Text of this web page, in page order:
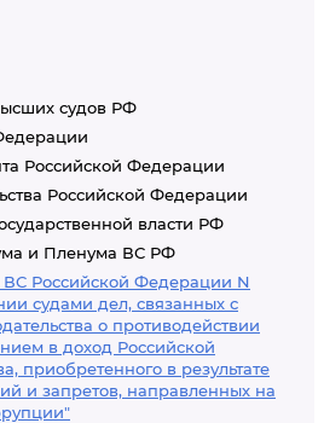
судов РФ
Российской Федерации
Российской Федерации
власти РФ
и Пленума ВС РФ
ВС Российской Федерации N
судами дел, связанных с
о противодействии
в доход Российской
приобретенного в результате
и запретов, направленных на